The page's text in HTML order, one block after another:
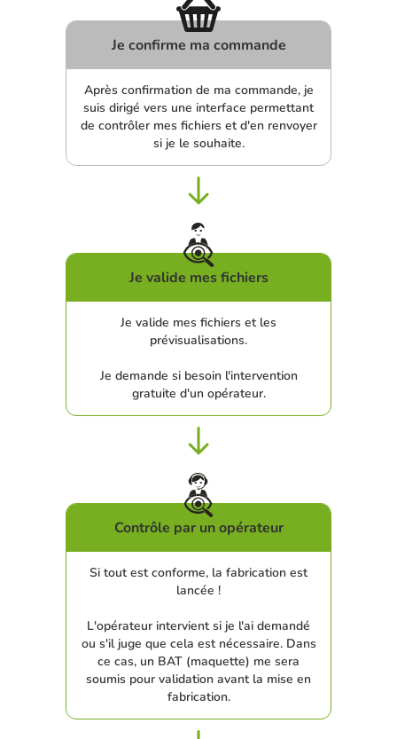
Je confirme ma commande
Après confirmation de ma commande, je
suis dirigé vers une interface permettant
de contrôler mes fichiers et d'en renvoyer
si je le souhaite.
Je valide mes fichiers
Je valide mes fichiers et les
prévisualisations.
Je demande si besoin l'intervention
gratuite d'un opérateur.
Contrôle par un opérateur
Si tout est conforme, la fabrication est
lancée !
L'opérateur intervient si je l'ai demandé
ou s'il juge que cela est nécessaire. Dans
ce cas, un BAT (maquette) me sera
soumis pour validation avant la mise en
fabrication.